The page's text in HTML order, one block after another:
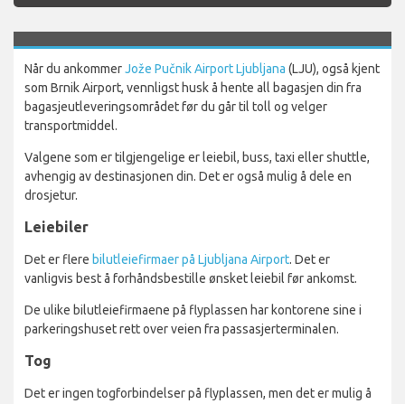
Når du ankommerJože Pučnik Airport Ljubljana (LJU), også kjent
som Brnik Airport, vennligst husk å hente all bagasjen din fra
bagasjeutleveringsområdet før du går til toll og velger
transportmiddel.
Valgene som er tilgjengelige er leiebil, buss, taxi eller shuttle,
avhengig av destinasjonen din. Det er også mulig å dele en
drosjetur.
Leiebiler
Det er flere bilutleiefirmaer på Ljubljana Airport. Det er
vanligvis best å forhåndsbestille ønsket leiebil før ankomst.
De ulike bilutleiefirmaene på flyplassen har kontorene sine i
parkeringshuset rett over veien fra passasjerterminalen.
Tog
Det er ingen togforbindelser på flyplassen, men det er mulig å